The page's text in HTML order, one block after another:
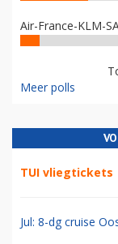
Air-France-KLM-
Meer polls
TUI vliegtickets
Jul: 8-dg cruise